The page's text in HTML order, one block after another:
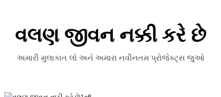
વલણ જીવન નક્કી કરે છે
અમારી મુલાકાત લો અને અમારા નવીનતમ પ્રોજેક્ટ્સ જુઓ